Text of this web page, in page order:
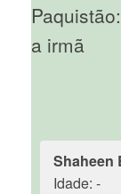
a irmã
Shaheen
Idade: -